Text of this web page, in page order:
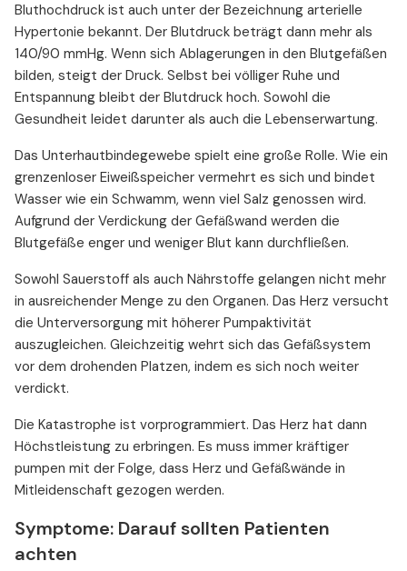
Bluthochdruck ist auch unter der Bezeichnung arterielle
Hypertonie bekannt. Der Blutdruck beträgt dann mehr als
140/90 mmHg. Wenn sich Ablagerungen in den Blutgefäßen
bilden, steigt der Druck. Selbst bei völliger Ruhe und
Entspannung bleibt der Blutdruck hoch. Sowohl die
Gesundheit leidet darunter als auch die Lebenserwartung.
Das Unterhautbindegewebe spielt eine große Rolle. Wie ein
grenzenloser Eiweißspeicher vermehrt es sich und bindet
Wasser wie ein Schwamm, wenn viel Salz genossen wird.
Aufgrund der Verdickung der Gefäßwand werden die
Blutgefäße enger und weniger Blut kann durchfließen.
Sowohl Sauerstoff als auch Nährstoffe gelangen nicht mehr
in ausreichender Menge zu den Organen. Das Herz versucht
die Unterversorgung mit höherer Pumpaktivität
auszugleichen. Gleichzeitig wehrt sich das Gefäßsystem
vor dem drohenden Platzen, indem es sich noch weiter
verdickt.
Die Katastrophe ist vorprogrammiert. Das Herz hat dann
Höchstleistung zu erbringen. Es muss immer kräftiger
pumpen mit der Folge, dass Herz und Gefäßwände in
Mitleidenschaft gezogen werden.
Symptome: Darauf sollten Patienten
achten